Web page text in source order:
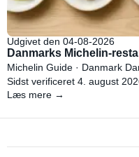
Udgivet den 04-08-2026
Danmarks Michelin-
Michelin Guide · Danmark
Sidst verificeret 4. august
Læs mere →